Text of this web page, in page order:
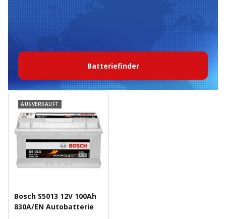
Batteriefinder
AUSVERKAUFT
Bosch S5013 12V 100Ah
830A/EN Autobatterie